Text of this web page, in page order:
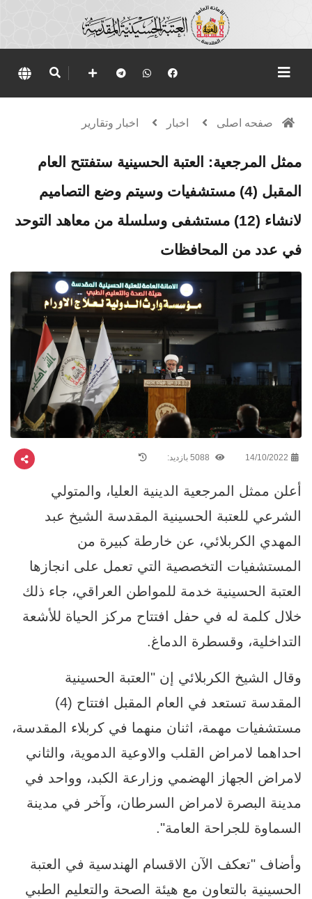
صفحه اصلی اخبار اخبار وتقارير
ممثل المرجعية: العتبة الحسينية ستفتتح العام
المقبل (4) مستشفيات وسيتم وضع التصاميم
لانشاء (12) مستشفى وسلسلة من معاهد التوحد
في عدد من المحافظات
14/10/2022
أعلن ممثل المرجعية الدينية العليا، والمتولي
الشرعي للعتبة الحسينية المقدسة الشيخ عبد
المهدي الكربلائي، عن خارطة كبيرة من
المستشفيات التخصصية التي تعمل على انجازها
العتبة الحسينية خدمة للمواطن العراقي، جاء ذلك
خلال كلمة له في حفل افتتاح مركز الحياة للأشعة
التداخلية، وقسطرة الدماغ.
وقال الشيخ الكربلائي إن "العتبة الحسينية
المقدسة تستعد في العام المقبل افتتاح (4)
مستشفيات مهمة، اثنان منهما في كربلاء المقدسة،
احداهما لامراض القلب والاوعية الدموية، والثاني
لامراض الجهاز الهضمي وزارعة الكبد، وواحد في
مدينة البصرة لامراض السرطان، وآخر في مدينة
السماوة للجراحة العامة".
وأضاف "تعكف الآن الاقسام الهندسية في العتبة
الحسينية بالتعاون مع هيئة الصحة والتعليم الطبي